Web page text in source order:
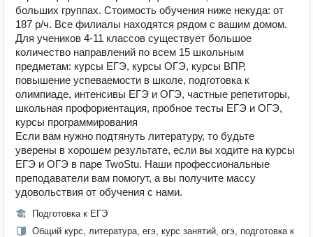
больших группах. Стоимость обучения ниже некуда: от
187 р/ч. Все филиалы находятся рядом с вашим домом.
Для учеников 4-11 классов существует большое
количество направлений по всем 15 школьным
предметам: курсы ЕГЭ, курсы ОГЭ, курсы ВПР,
повышение успеваемости в школе, подготовка к
олимпиаде, интенсивы ЕГЭ и ОГЭ, частные репетиторы,
школьная профориентация, пробное тесты ЕГЭ и ОГЭ,
курсы программирования
Если вам нужно подтянуть литературу, то будьте
уверены в хорошем результате, если вы ходите на курсы
ЕГЭ и ОГЭ в паре TwoStu. Наши профессиональные
преподаватели вам помогут, а вы получите массу
удовольствия от обучения с нами.
Подготовка к ЕГЭ
Общий курс, литература, егэ, курс занятий, огэ, подготовка к